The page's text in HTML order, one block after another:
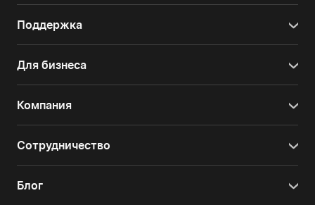
Поддержка
Для бизнеса
Компания
Сотрудничество
Блог